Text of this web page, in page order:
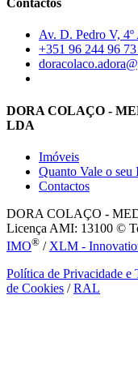
Contactos
Av. D. Pedro V,
+351 96 244 96
DORA COLAÇO -
LDA
Imóveis
Quanto Vale o seu
Contactos
DORA COLAÇO -
Licença AMI: 13100 ©
IMO® / XLM -
Política de Privacidade e
de Cookies /RAL